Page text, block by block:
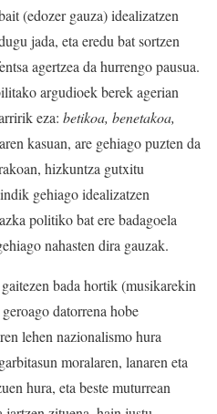
(edozer gauza) idealizatzen
jada, eta eredu bat sortzen
agertzea da hurrengo pausua.
argudioek berek agerian
eza: betikoa, benetakoa,
kasuan, are gehiago puzten da
hizkuntza gutxitu
gehiago idealizatzen
politiko bat ere badagoela
nahasten dira gauzak.
bada hortik (musikarekin
datorrena hobe
lehen nazionalismo hura
moralaren, lanaren eta
hura, eta beste muturrean